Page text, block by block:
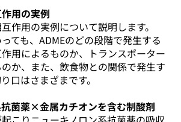
用の実例
作用の実例について説明します。
ても、ADMEのどの段階で発生する
用によるものか、トランスポーター
か、また、飲食物との関係で発生す
口はさまざまです。
菌薬×金属カチオンを含む制酸剤